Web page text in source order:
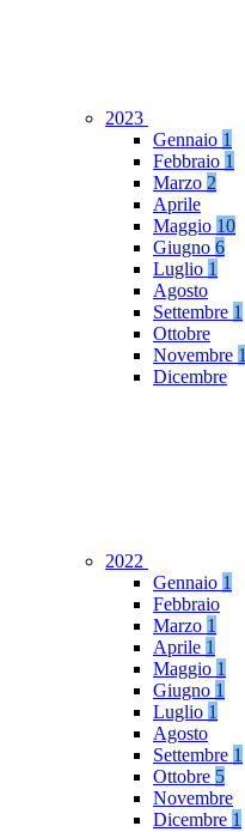
2023
Gennaio 1
Febbraio 1
Marzo 2
Aprile
Maggio 10
Giugno 6
Luglio 1
Agosto
Settembre 1
Ottobre
Novembre 1
Dicembre
2022
Gennaio 1
Febbraio
Marzo 1
Aprile 1
Maggio 1
Giugno 1
Luglio 1
Agosto
Settembre 1
Ottobre 5
Novembre
Dicembre 1